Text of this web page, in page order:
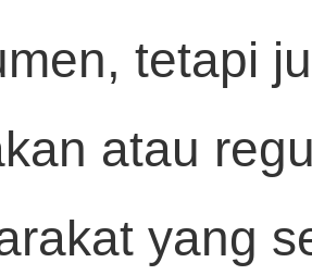
tetapi
atau
yang